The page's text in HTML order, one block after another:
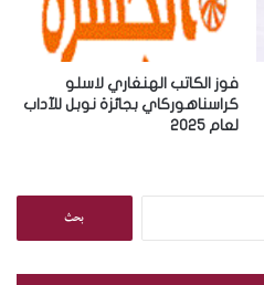
فوز الكاتب الهنغاري لاسلو
كراسناهوركاي بجائزة نوبل للآداب
لعام 2025
ح